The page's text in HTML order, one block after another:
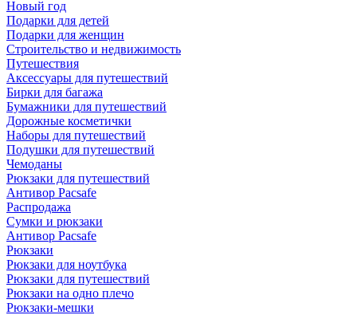
Новый год
Подарки для детей
Подарки для женщин
Строительство и недвижимость
Путешествия
Аксессуары для путешествий
Бирки для багажа
Бумажники для путешествий
Дорожные косметички
Наборы для путешествий
Подушки для путешествий
Чемоданы
Рюкзаки для путешествий
Антивор Pacsafe
Распродажа
Сумки и рюкзаки
Антивор Pacsafe
Рюкзаки
Рюкзаки для ноутбука
Рюкзаки для путешествий
Рюкзаки на одно плечо
Рюкзаки-мешки